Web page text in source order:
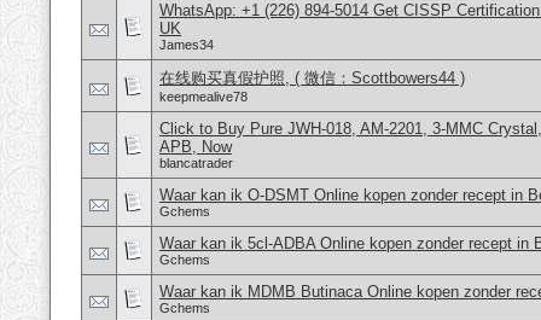
WhatsApp: +1 (226) 894-5014​ Get CISSP
UK
James34
在线购买真假护照, ( 微信：Scottbowers44 )
keepmealive78
Click to Buy Pure JWH-018, AM-2201, 3-MMC
APB, Now
blancatrader
Waar kan ik O-DSMT Online kopen zonder recept in
Gchems
Waar kan ik 5cl-ADBA Online kopen zonder recept in
Gchems
Waar kan ik MDMB Butinaca Online kopen zonder
Gchems